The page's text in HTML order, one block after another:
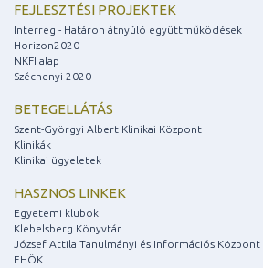
FEJLESZTÉSI PROJEKTEK
Interreg - Határon átnyúló együttműködések
Horizon2020
NKFI alap
Széchenyi 2020
BETEGELLÁTÁS
Szent-Györgyi Albert Klinikai Központ
Klinikák
Klinikai ügyeletek
HASZNOS LINKEK
Egyetemi klubok
Klebelsberg Könyvtár
József Attila Tanulmányi és Információs Központ
EHÖK